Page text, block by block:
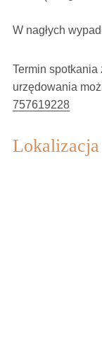
W nagłych
Termin
urzędowania
757619228
Lokalizacja